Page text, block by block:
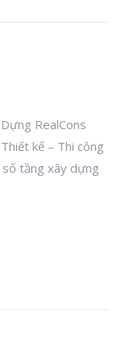
RealCons
kế – Thi công
tầng xây dựng